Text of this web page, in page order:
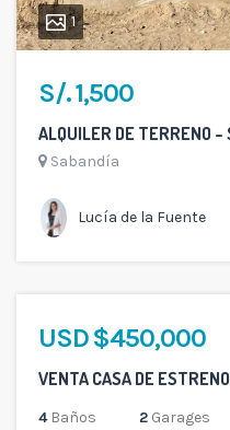
1
S/. 1,500
ALQUILER DE TERRENO –
Sabandía
Lucía de la Fuente
USD $450,000
VENTA CASA DE
4Baños 2 Garages